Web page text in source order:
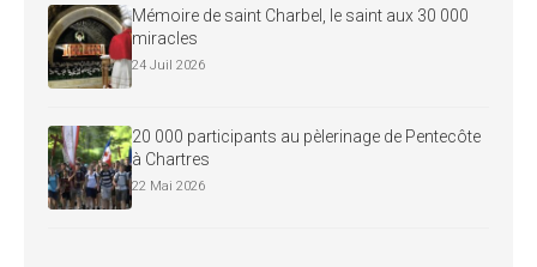
Mémoire de saint Charbel, le saint aux 30 000
miracles
24 Juil 2026
20 000 participants au pèlerinage de Pentecôte
à Chartres
22 Mai 2026